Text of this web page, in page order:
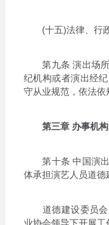
(十五)法律、行政
第九条 演出场所
纪机构或者演出经
守从业规范，依法依
第三章 办事机构
第十条 中国演出
体承担演艺人员道德
道德建设委员会
业协会领导下开展工